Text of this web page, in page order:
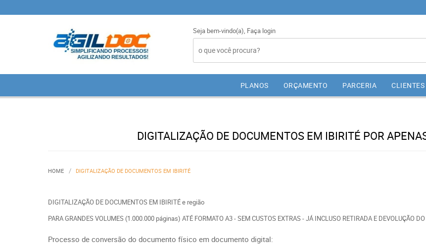
Seja bem-vindo(a), Faça login
PLANOS ORÇAMENTO PARCERIA CLIENTES
DIGITALIZAÇÃO DE DOCUMENTOS EM IBIRITÉ POR
HOME DIGITALIZAÇÃO DE DOCUMENTOS EM IBIRITÉ
DIGITALIZAÇÃO DE DOCUMENTOS EM IBIRITÉ e região
PARA GRANDES VOLUMES (1.000.000 páginas) ATÉ FORMATO A3 - SEM CUSTOS EXTRAS - JÁ INCLUSO RETIRADA E DEVOLUÇÃO
Processo de conversão do documento físico em documento digital: